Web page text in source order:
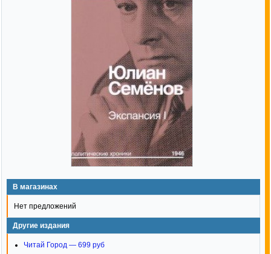
В магазинах
Нет предложений
Другие издания
Читай Город — 699 руб